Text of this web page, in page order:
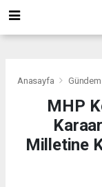
Anasayfa Gündem
MHP
Milletine